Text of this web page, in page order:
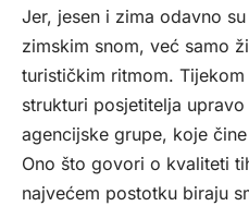
Jer, jesen i zima odavno
zimskim snom, već samo
turističkim ritmom.
strukturi posjetitelja
agencijske grupe, koje
Ono što govori o kvaliteti
najvećem postotku biraju